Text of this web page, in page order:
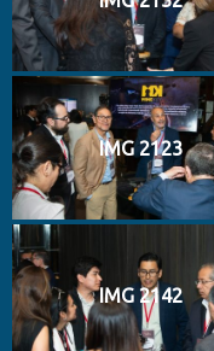
IMG 2123
IMG 2142